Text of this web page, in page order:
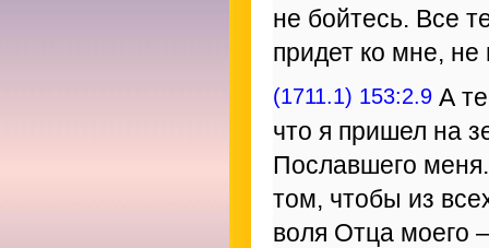
не бойтесь. Все
придет ко мне, не
(1711.1) 153:2.9 А
что я пришел на
Пославшего
том, чтобы из
воля Отца моего